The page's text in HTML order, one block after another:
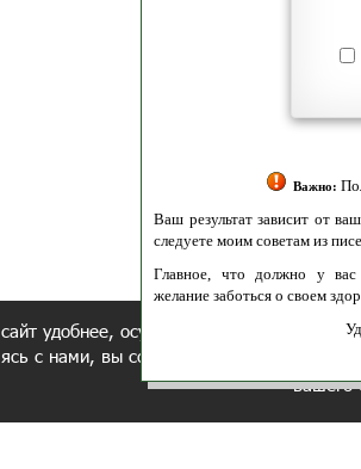
Я
Получение
Ваш результат зависит от вашей
следуете моим советам из писем и книг.
Главное, что должно у вас быть -
желание заботься о своем здоровье.
Удачи!
удобнее, осуществляется обработка
с нами, вы соглашаетесь с нашей
вашего